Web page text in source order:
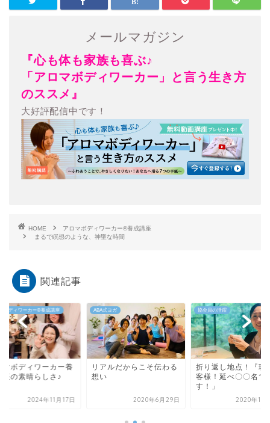
メールマガジン
『心も体も家族も喜ぶ♪
「アロマボディワーカー」と言う生き方
のススメ』
大好評配信中です！
HOME
アロマボディワーカー®︎養成講座
まるで瞑想のような、神聖な時間
関連記事
ヨガ
ルだからこそ伝わる
2020年6月29日
協会員の活躍
折り返し地点！『現在お
客様！延べ〇〇名で
2020年10月13日
アロマボディワーカー®︎養成講座
アロマボディワーカ
成講座の素晴らしさ♪
2024年11